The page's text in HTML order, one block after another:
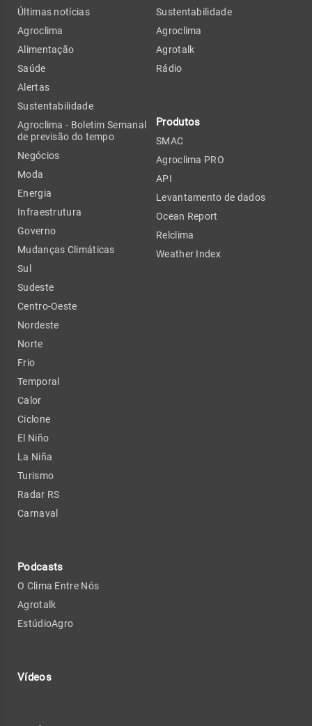
Últimas notícias
Agroclima
Alimentação
Saúde
Alertas
Sustentabilidade
Agroclima - Boletim Semanal
de previsão do tempo
Negócios
Moda
Energia
Infraestrutura
Governo
Mudanças Climáticas
Sul
Sudeste
Centro-Oeste
Nordeste
Norte
Frio
Temporal
Calor
Ciclone
El Niño
La Niña
Turismo
Radar RS
Carnaval
Podcasts
O Clima Entre Nós
Agrotalk
EstúdioAgro
Vídeos
Sustentabilidade
Agroclima
Agrotalk
Rádio
Produtos
SMAC
Agroclima PRO
API
Levantamento de dados
Ocean Report
Relclima
Weather Index